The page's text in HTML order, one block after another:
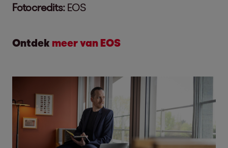
Fotocredits: EOS
Ontdek meer van EOS